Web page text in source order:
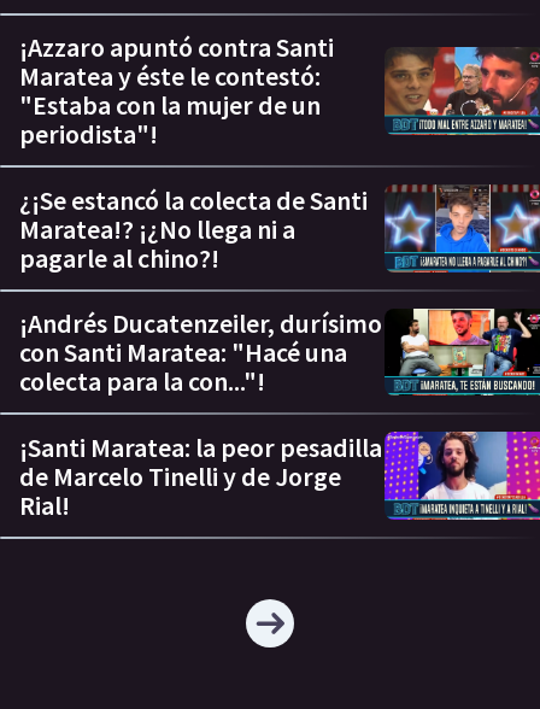
¡Azzaro apuntó contra Santi
Maratea y éste le contestó:
"Estaba con la mujer de un
periodista"!
¿¡Se estancó la colecta de Santi
Maratea!? ¡¿No llega ni a
pagarle al chino?!
¡Andrés Ducatenzeiler, durísimo
con Santi Maratea: "Hacé una
colecta para la con..."!
¡Santi Maratea: la peor pesadilla
de Marcelo Tinelli y de Jorge
Rial!